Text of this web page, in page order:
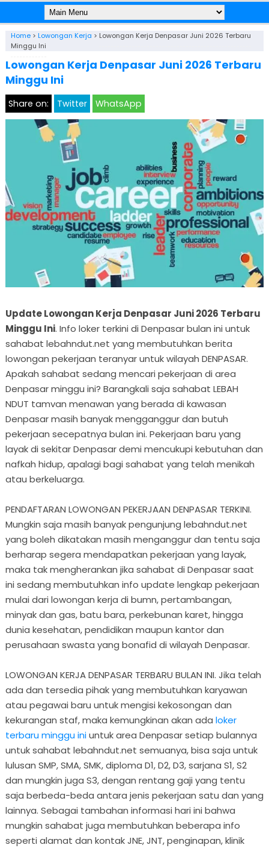
Home> Lowongan Kerja > Lowongan Kerja Denpasar Juni 2026 Terbaru
Minggu Ini
Lowongan Kerja Denpasar Juni 2026 Terbaru
Minggu Ini
Share on: Twitter WhatsApp
Update Lowongan Kerja Denpasar Juni 2026 Terbaru
Minggu Ini. Info loker terkini di Denpasar bulan ini untuk
sahabat lebahndut.net yang membutuhkan berita
lowongan pekerjaan teranyar untuk wilayah DENPASAR.
Apakah sahabat sedang mencari pekerjaan di area
Denpasar minggu ini? Barangkali saja sahabat LEBAH
NDUT tamvan menawan yang berada di kawasan
Denpasar masih banyak mengganggur dan butuh
pekerjaan secepatnya bulan ini. Pekerjaan baru yang
layak di sekitar Denpasar demi mencukupi kebutuhan dan
nafkah hidup, apalagi bagi sahabat yang telah menikah
atau berkeluarga.
PENDAFTARAN LOWONGAN PEKERJAAN DENPASAR TERKINI.
Mungkin saja masih banyak pengunjung lebahndut.net
yang boleh dikatakan masih menganggur dan tentu saja
berharap segera mendapatkan pekerjaan yang layak,
maka tak mengherankan jika sahabat di Denpasar saat
ini sedang membutuhkan info update lengkap pekerjaan
mulai dari lowongan kerja di bumn, pertambangan,
minyak dan gas, batu bara, perkebunan karet, hingga
dunia kesehatan, pendidikan maupun kantor dan
perusahaan swasta yang bonafid di wilayah Denpasar.
LOWONGAN KERJA DENPASAR TERBARU BULAN INI. Jika telah
ada dan tersedia pihak yang membutuhkan karyawan
atau pegawai baru untuk mengisi kekosongan dan
kekurangan staf, maka kemungkinan akan ada loker
terbaru minggu iniuntuk area Denpasar setiap bulannya
untuk sahabat lebahndut.net semuanya, bisa saja untuk
lulusan SMP, SMA, SMK, diploma D1, D2, D3, sarjana S1, S2
dan mungkin juga S3, dengan rentang gaji yang tentu
saja berbeda-beda antara jenis pekerjaan satu dan yang
lainnya. Sebagai tambahan informasi hari ini bahwa
mungkin sahabat juga membutuhkan beberapa info
seperti alamat dan kontak JNE, JNT, penginapan, klinik